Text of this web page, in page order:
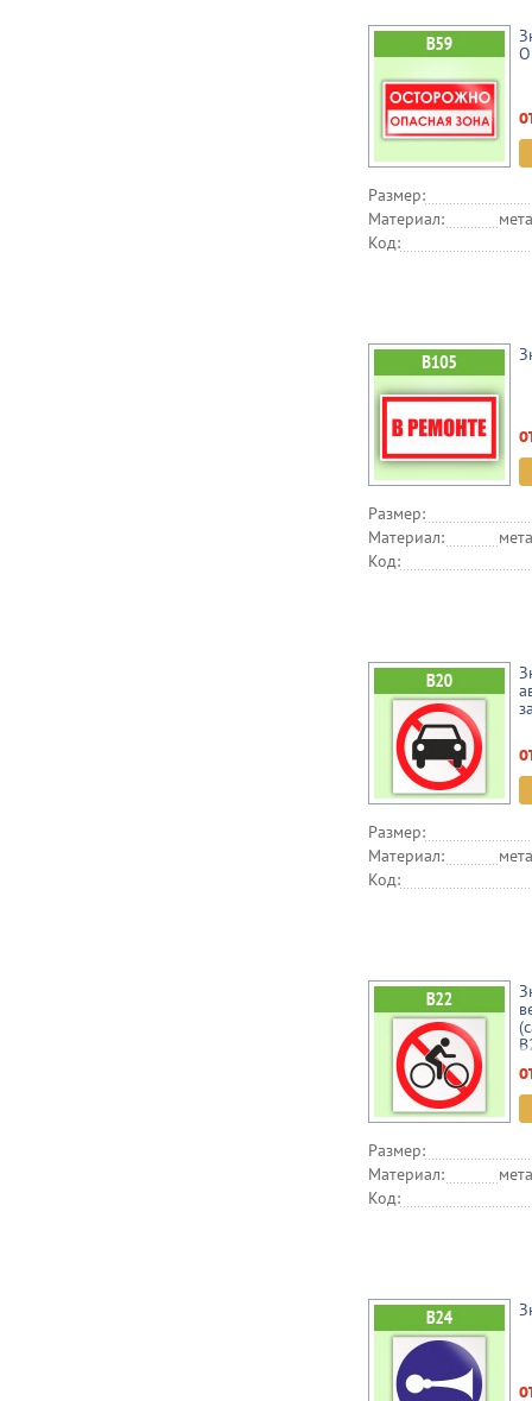
Размер:
Материал:
Код:
Размер:
Материал:
Код:
Размер:
Материал:
Код:
Размер:
Материал:
Код: